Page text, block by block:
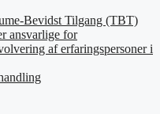
Bevidst Tilgang (TBT)
ansvarlige for
af erfaringspersoner i